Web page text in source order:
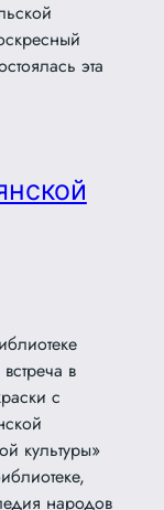
эта
в
с
культуры»
народов